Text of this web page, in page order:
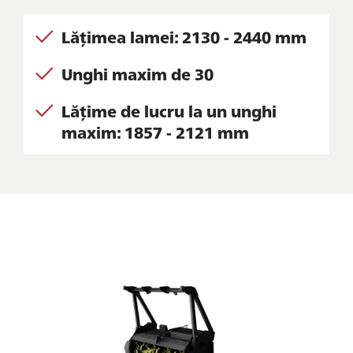
Lățimea lamei: 2130 - 2440 mm
Unghi maxim de 30
Lățime de lucru la un unghi
maxim: 1857 - 2121 mm